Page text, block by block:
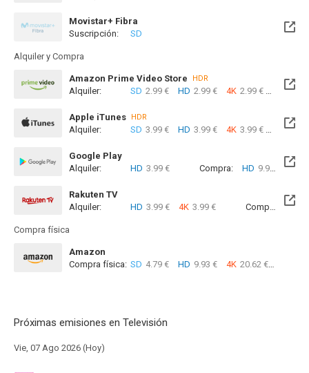
Movistar+ Fibra
Próximamente. A partir del Sab, 08 Ago 2026 (En 1 día)
Suscripción: SD
Alquiler y Compra
Amazon Prime Video Store HDR
Alquiler: SD 2.99 € HD 2.99 € 4K 2.99 €
Apple iTunes HDR
Alquiler: SD 3.99 € HD 3.99 € 4K 3.99 €
Google Play
Alquiler:
HD 3.99 € Compra: HD 9.99 €
Rakuten TV
Alquiler:
HD 3.99 € 4K 3.99 € Compra: SD
Compra física
Amazon
Compra física: SD 4.79 € HD 9.93 € 4K 20.62 €
Próximas emisiones en Televisión
Vie, 07 Ago 2026 (Hoy)